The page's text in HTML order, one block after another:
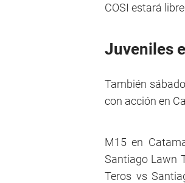
COSI estará
Juveniles
También
con acción en
M15 en
Santiago Lawn
Teros vs